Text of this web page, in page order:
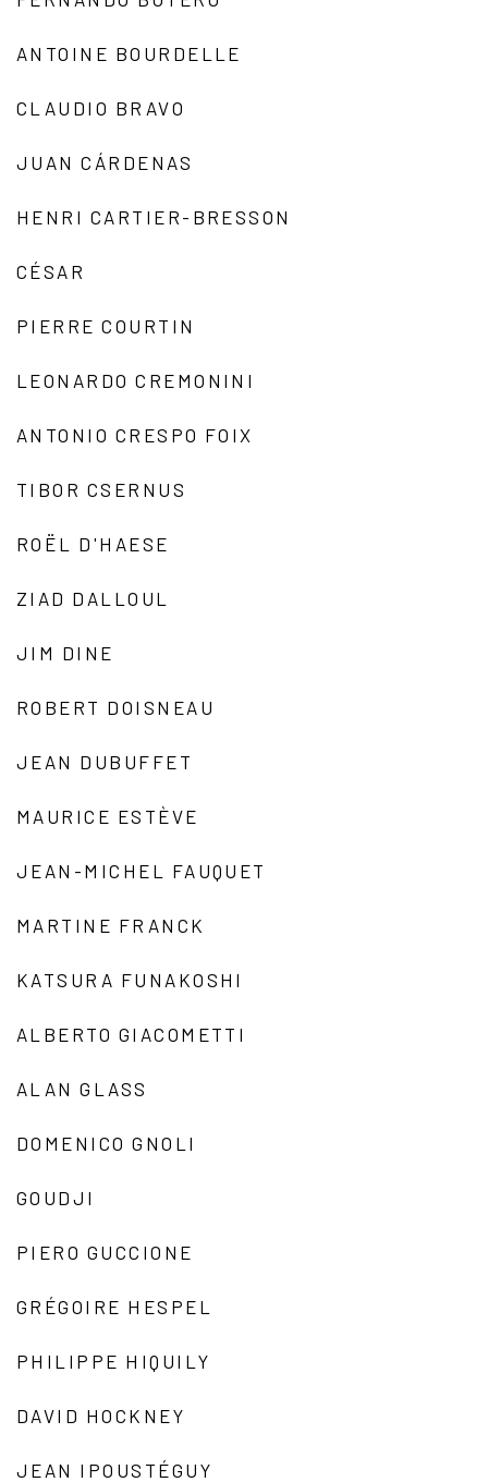
ANTOINE BOURDELLE
CLAUDIO BRAVO
JUAN CÁRDENAS
HENRI CARTIER-BRESSON
CÉSAR
PIERRE COURTIN
LEONARDO CREMONINI
ANTONIO CRESPO FOIX
TIBOR CSERNUS
ROËL D'HAESE
ZIAD DALLOUL
JIM DINE
ROBERT DOISNEAU
JEAN DUBUFFET
MAURICE ESTÈVE
JEAN-MICHEL FAUQUET
MARTINE FRANCK
KATSURA FUNAKOSHI
ALBERTO GIACOMETTI
ALAN GLASS
DOMENICO GNOLI
GOUDJI
PIERO GUCCIONE
GRÉGOIRE HESPEL
PHILIPPE HIQUILY
DAVID HOCKNEY
JEAN IPOUSTÉGUY